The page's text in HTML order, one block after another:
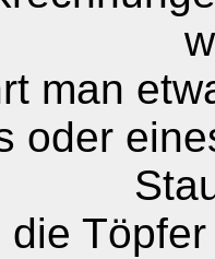
man
oder